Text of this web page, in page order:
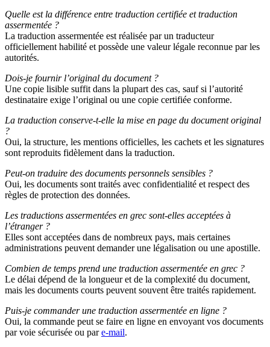
Quelle est la différence entre traduction certifiée et traduction
assermentée ?
La traduction assermentée est réalisée par un traducteur
officiellement habilité et possède une valeur légale reconnue par les
autorités.
Dois-je fournir l’original du document ?
Une copie lisible suffit dans la plupart des cas, sauf si l’autorité
destinataire exige l’original ou une copie certifiée conforme.
La traduction conserve-t-elle la mise en page du document original
?
Oui, la structure, les mentions officielles, les cachets et les signatures
sont reproduits fidèlement dans la traduction.
Peut-on traduire des documents personnels sensibles ?
Oui, les documents sont traités avec confidentialité et respect des
règles de protection des données.
Les traductions assermentées en grec sont-elles acceptées à
l’étranger ?
Elles sont acceptées dans de nombreux pays, mais certaines
administrations peuvent demander une légalisation ou une apostille.
Combien de temps prend une traduction assermentée en grec ?
Le délai dépend de la longueur et de la complexité du document,
mais les documents courts peuvent souvent être traités rapidement.
Puis-je commander une traduction assermentée en ligne ?
Oui, la commande peut se faire en ligne en envoyant vos documents
par voie sécurisée ou pare-mail.